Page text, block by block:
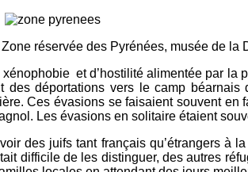
Pyrénées, musée de la
et d’hostilité alimentée par la
des déportations vers le camp
Ces évasions se faisaient souvent
Les évasions en solitaire étaient
des juifs tant français qu’étrangers
difficile de les distinguer, des autres